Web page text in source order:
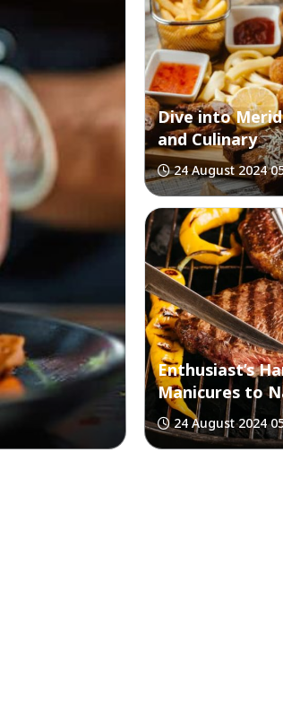
Dive into
and Culinary
24 August 2024
Enthusiast’s
Manicures to
24 August 2024